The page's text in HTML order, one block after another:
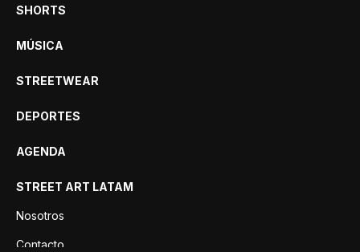
SHORTS
MÚSICA
STREETWEAR
DEPORTES
AGENDA
STREET ART LATAM
Nosotros
Contacto